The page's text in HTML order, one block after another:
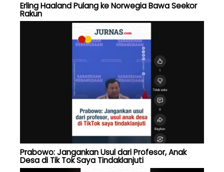
Erling Haaland Pulang ke Norwegia Bawa Seekor
Rakun
Prabowo: Jangankan Usul dari Profesor, Anak
Desa di Tik Tok Saya Tindaklanjuti